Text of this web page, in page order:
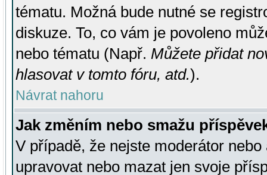
tématu. Možná bude nutné se
diskuze. To, co vám je povoleno
nebo tématu (Např. Můžete přidat
hlasovat v tomto fóru, atd.).
Návrat nahoru
Jak změním nebo smažu
V případě, že nejste moderátor
upravovat nebo mazat jen svoje